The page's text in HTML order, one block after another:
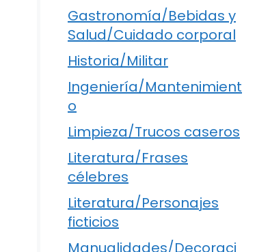
Gastronomía/Bebidas y
Salud/Cuidado corporal
Historia/Militar
Ingeniería/Mantenimient
o
Limpieza/Trucos caseros
Literatura/Frases
célebres
Literatura/Personajes
ficticios
Manualidades/Decoraci